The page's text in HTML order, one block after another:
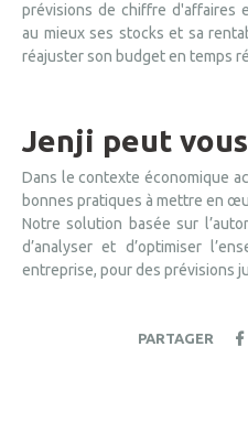
prévisions de chiffre d'affaires
au mieux ses stocks et sa
réajuster son budget en temps
Jenji peut
Dans le contexte économique
bonnes pratiques à mettre en
Notre solution basée sur
d’analyser et d’optimiser
entreprise, pour des prévisions
PARTAGER